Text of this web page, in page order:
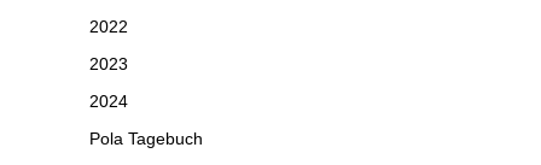
2022
2023
2024
Pola Tagebuch